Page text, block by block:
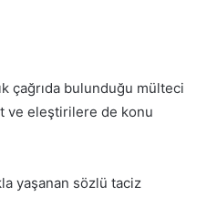
çağrıda bulunduğu mülteci
ve eleştirilere de konu
yaşanan sözlü taciz